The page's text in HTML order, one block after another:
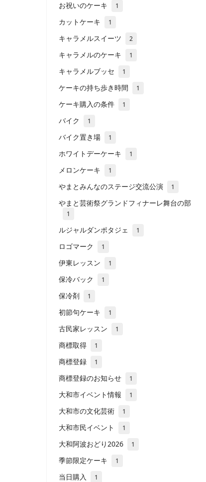
お祝いのケーキ 1
カットケーキ 1
キャラメルスイーツ 2
キャラメルのケーキ 1
キャラメルブッセ 1
ケーキの持ち歩き時間 1
ケーキ購入の条件 1
バイク 1
バイク置き場 1
ホワイトデーケーキ 1
メロンケーキ 1
やまとみんなのステージ交流公演 1
やまと芸術祭グランドフィナーレ舞台の部
1
ルジャルダンポタジェ 1
ロゴマーク 1
伊東レッスン 1
保冷バック 1
保冷剤 1
初節句ケーキ 1
古民家レッスン 1
商標取得 1
商標登録 1
商標登録のお知らせ 1
大和市イベント情報 1
大和市の文化芸術 1
大和市民イベント 1
大和阿波おどり2026 1
季節限定ケーキ 1
当日購入 1